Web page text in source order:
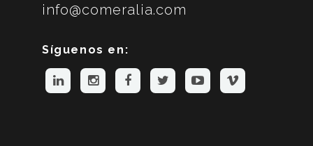
info@comeralia.com
Síguenos en: